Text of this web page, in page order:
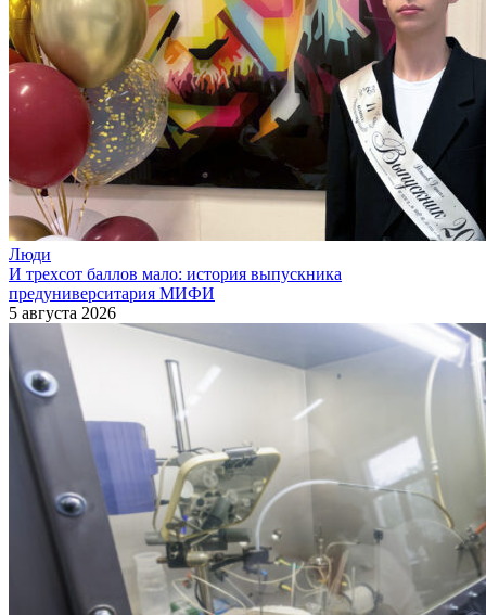
Люди
И трехсот баллов мало: история выпускника
предуниверситария МИФИ
5 августа 2026